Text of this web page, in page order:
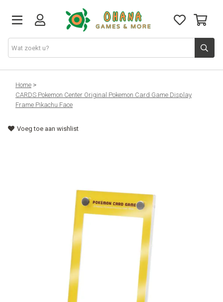
TCG
Merch
Home >
CARDS Pokemon Center Original Pokemon Card Game Display
Frame Pikachu Face
Voeg toe aan wishlist